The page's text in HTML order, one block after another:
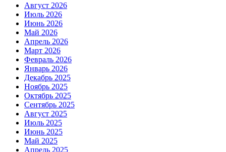
Август 2026
Июль 2026
Июнь 2026
Май 2026
Апрель 2026
Март 2026
Февраль 2026
Январь 2026
Декабрь 2025
Ноябрь 2025
Октябрь 2025
Сентябрь 2025
Август 2025
Июль 2025
Июнь 2025
Май 2025
Апрель 2025